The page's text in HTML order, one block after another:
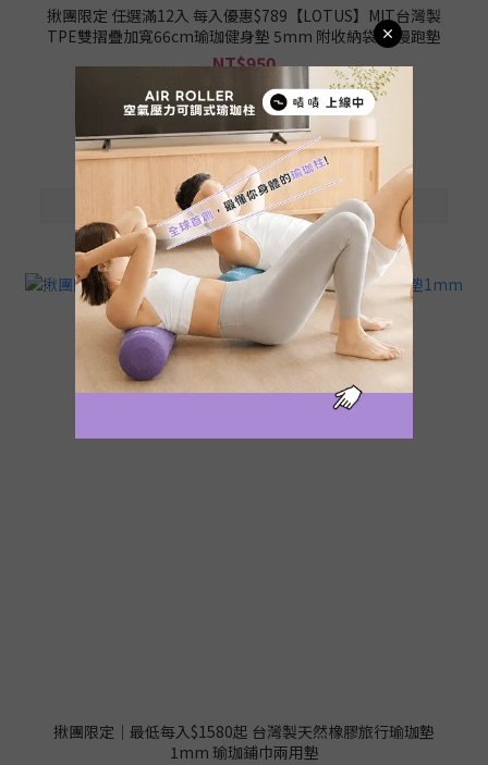
揪團限定 任選滿12入 每入優惠$789【LOTUS】MIT台灣製
TPE雙摺疊加寬66cm瑜珈健身墊 5mm 附收納袋 超慢跑墊
NT$950
NT$1,099
揪團限定│最低每入$1580起 台灣製天然橡膠旅行瑜珈墊
1mm 瑜珈鋪巾兩用墊